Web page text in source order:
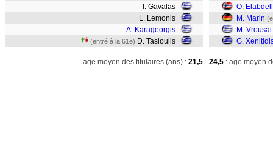
I. Gavalas
L. Lemonis
A. Karageorgis
(entré à la 61e) D. Tasioulis
O.
M. Marin
M. Vrousai
G.
age moyen des titulaires (ans) : 21,5 24,5 : age moyen